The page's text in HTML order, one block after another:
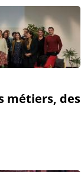
métiers, des